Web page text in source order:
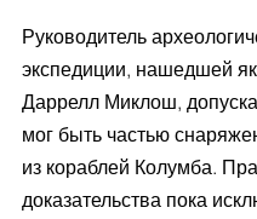
Руководитель
экспедиции, нашедшей
Даррелл Миклош,
мог быть частью
из кораблей Колумба.
доказательства пока